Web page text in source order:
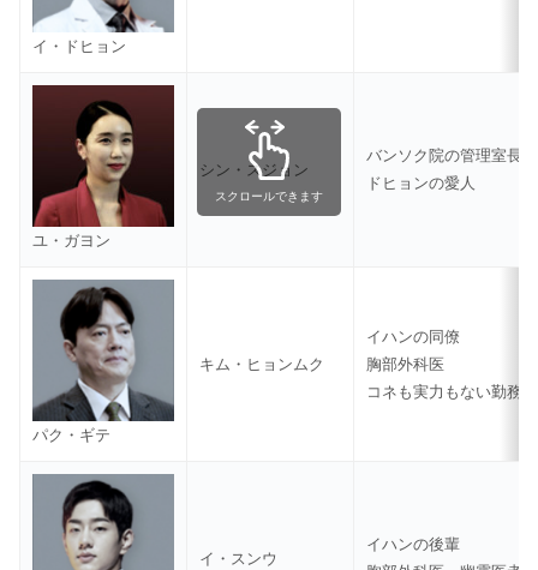
イ・ドヒョン
ユ・ガヨン
シン・スジョン
バンソク院の管理室長
ドヒョンの愛人
パク・ギテ
キム・ヒョンムク
イハンの同僚
胸部外科医
コネも実力もない勤務医
イ・スンウ
イハンの後輩
スクロールできます